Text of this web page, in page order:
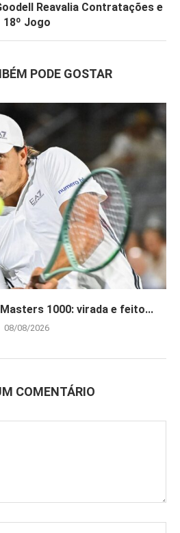
Reavalia Contratações e
18º Jogo
PODE GOSTAR
1000: virada e feito...
08/08/2026
COMENTÁRIO